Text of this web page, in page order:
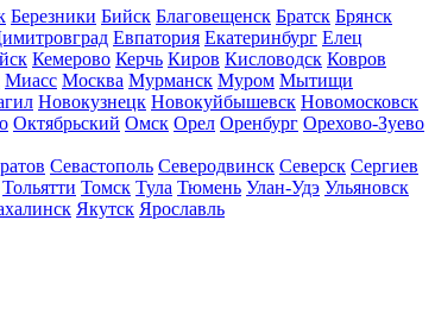
Березники Бийск Благовещенск Братск Брянск
Евпатория Екатеринбург Елец
Кемерово Керчь Киров Кисловодск Ковров
Миасс Москва Мурманск Муром Мытищи
Новокузнецк Новокуйбышевск Новомосковск
Октябрьский Омск Орел Оренбург Орехово-Зуево
Севастополь Северодвинск Северск Сергиев
Тольятти Томск Тула Тюмень Улан-Удэ Ульяновск
Якутск Ярославль